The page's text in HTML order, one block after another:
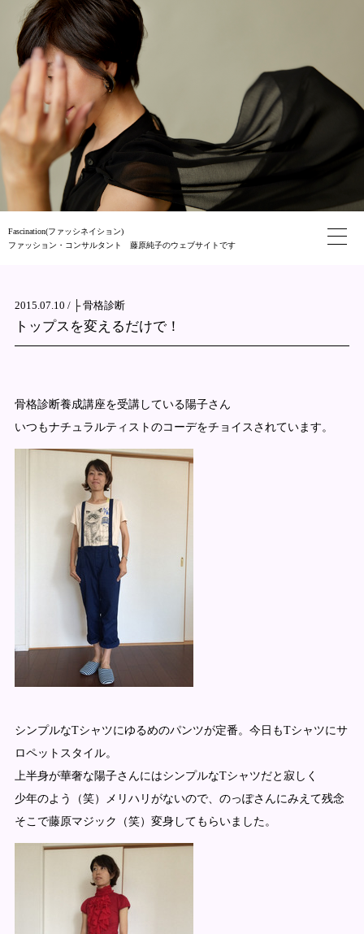
Fascination(ファッシネイション)
ファッション・コンサルタント 藤原純子のウェブサイトです
2015.07.10 / ├ 骨格診断
トップスを変えるだけで！
骨格診断養成講座を受講している陽子さん
いつもナチュラルティストのコーデをチョイスされています。
シンプルなTシャツにゆるめのパンツが定番。今日もTシャツにサ
ロペットスタイル。
上半身が華奢な陽子さんにはシンプルなTシャツだと寂しく
少年のよう（笑）メリハリがないので、のっぽさんにみえて残念
そこで藤原マジック（笑）変身してもらいました。